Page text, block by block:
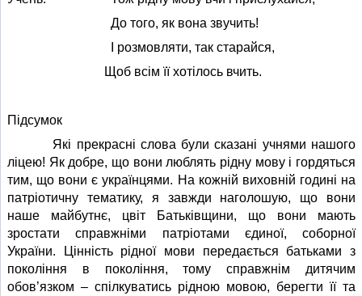
До того, як вона звучить!
І розмовляти, так старайся,
Щоб всім її хотілось вчить.
Підсумок
Які прекрасні слова були сказані учнями нашого
ліцею! Як добре, що вони люблять рідну мову і гордяться
тим, що вони є українцями. На кожній виховній годині на
патріотичну тематику, я завжди наголошую, що вони
наше майбутнє, цвіт Батьківщини, що вони мають
зростати справжніми патріотами єдиної, соборної
України. Цінність рідної мови передається батьками з
покоління в покоління, тому справжнім дитячим
обов’язком – спілкуватись рідною мовою, берегти її та